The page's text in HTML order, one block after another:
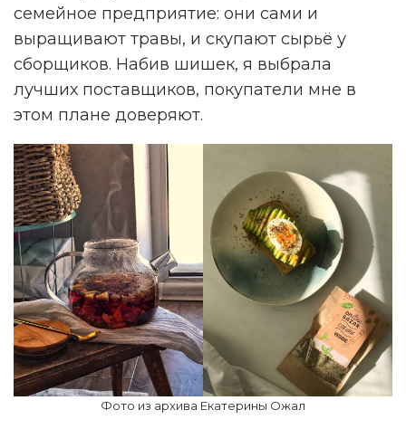
семейное предприятие: они сами и
выращивают травы, и скупают сырьё у
сборщиков. Набив шишек, я выбрала
лучших поставщиков, покупатели мне в
этом плане доверяют.
Фото из архива Екатерины Ожал